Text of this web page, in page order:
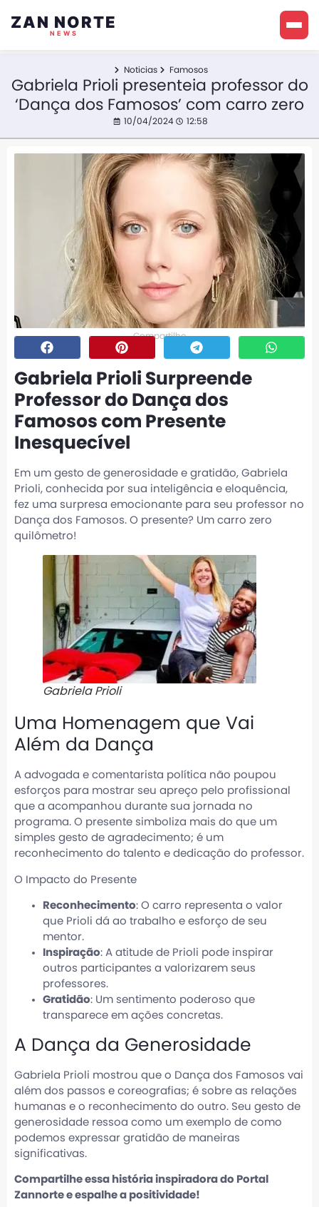
ZAN NORTE
NEWS
Noticias Famosos
Gabriela Prioli presenteia professor do
‘Dança dos Famosos’ com carro zero
10/04/2024 12:58
Compartilhe
Gabriela Prioli Surpreende
Professor do Dança dos
Famosos com Presente
Inesquecível
Em um gesto de generosidade e gratidão, Gabriela
Prioli, conhecida por sua inteligência e eloquência,
fez uma surpresa emocionante para seu professor no
Dança dos Famosos. O presente? Um carro zero
quilômetro!
Gabriela Prioli
Uma Homenagem que Vai
Além da Dança
A advogada e comentarista política não poupou
esforços para mostrar seu apreço pelo profissional
que a acompanhou durante sua jornada no
programa. O presente simboliza mais do que um
simples gesto de agradecimento; é um
reconhecimento do talento e dedicação do professor.
O Impacto do Presente
Reconhecimento: O carro representa o valor
que Prioli dá ao trabalho e esforço de seu
mentor.
Inspiração: A atitude de Prioli pode inspirar
outros participantes a valorizarem seus
professores.
Gratidão: Um sentimento poderoso que
transparece em ações concretas.
A Dança da Generosidade
Gabriela Prioli mostrou que o Dança dos Famosos vai
além dos passos e coreografias; é sobre as relações
humanas e o reconhecimento do outro. Seu gesto de
generosidade ressoa como um exemplo de como
podemos expressar gratidão de maneiras
significativas.
Compartilhe essa história inspiradora do Portal
Zannorte e espalhe a positividade!